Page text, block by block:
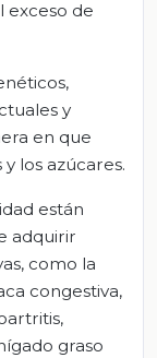
exceso de
y
en que
los azúcares.
están
adquirir
como la
congestiva,
graso